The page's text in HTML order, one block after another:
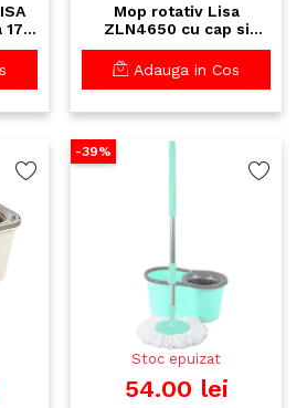
L
Mop rotativ Lisa
ZLN4650 cu cap si
coada din aluminiu -
microfibra premium
pentru curatenie
Adauga in Cos
-39%
Stoc epuizat
54.00 lei